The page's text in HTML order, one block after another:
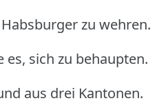
zu wehren.
es, sich zu behaupten.
aus drei Kantonen.